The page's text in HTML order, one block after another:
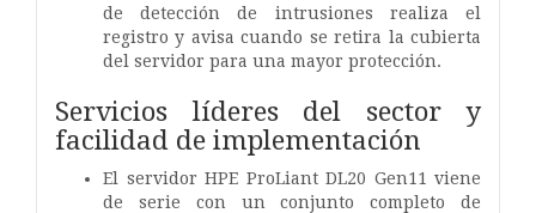
de detección de intrusiones realiza el
registro y avisa cuando se retira la cubierta
del servidor para una mayor protección.
Servicios líderes del sector y
facilidad de implementación
El servidor HPE ProLiant DL20 Gen11 viene
de serie con un conjunto completo de